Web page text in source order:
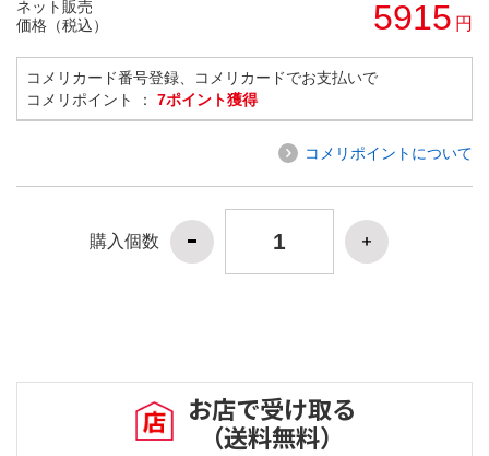
ネット販売
価格（税込）
5915 円
コメリカード番号登録、コメリカードでお支払いで
コメリポイント ： 7ポイント獲得
コメリポイントについて
購入個数
お店で受け取る
（送料無料）